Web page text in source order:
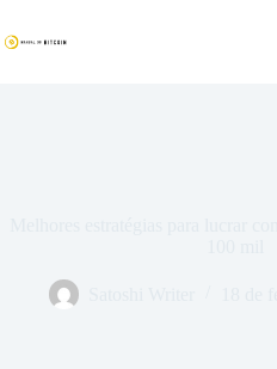
para
o